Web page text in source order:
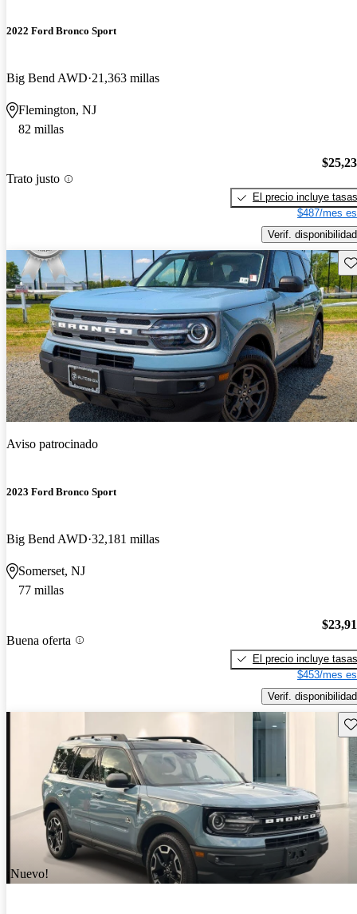
2022 Ford Bronco Sport
Big Bend AWD 21,363 millas
Flemington, NJ
82 millas
Trato justo
El precio incluye tasas
$487/mes
Verif. disponibilidad
Aviso patrocinado
2023 Ford Bronco Sport
Big Bend AWD 32,181 millas
Somerset, NJ
77 millas
Buena oferta
El precio incluye tasas
$453/mes
Verif. disponibilidad
¡Nuevo!